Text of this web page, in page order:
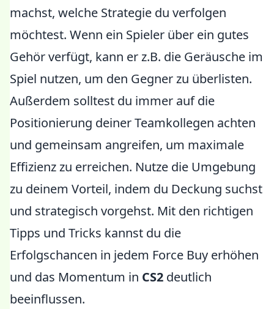
machst, welche Strategie du verfolgen
möchtest. Wenn ein Spieler über ein gutes
Gehör verfügt, kann er z.B. die Geräusche im
Spiel nutzen, um den Gegner zu überlisten.
Außerdem solltest du immer auf die
Positionierung deiner Teamkollegen achten
und gemeinsam angreifen, um maximale
Effizienz zu erreichen. Nutze die Umgebung
zu deinem Vorteil, indem du Deckung suchst
und strategisch vorgehst. Mit den richtigen
Tipps und Tricks kannst du die
Erfolgschancen in jedem Force Buy erhöhen
und das Momentum in CS2 deutlich
beeinflussen.